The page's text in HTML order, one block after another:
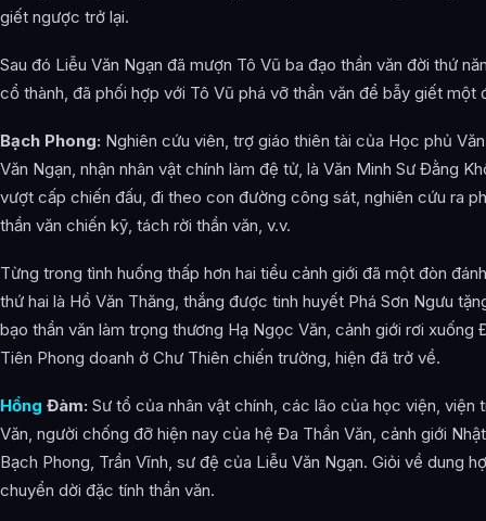
giết ngược trở lại.
Sau đó Liễu Văn Ngạn đã mượn Tô Vũ ba đạo thần văn đời thứ
cổ thành, đã phối hợp với Tô Vũ phá vỡ thần văn để bẫy giết một
Bạch Phong: Nghiên cứu viên, trợ giáo thiên tài của Học phủ
Văn Ngạn, nhận nhân vật chính làm đệ tử, là Văn Minh Sư Đằng
vượt cấp chiến đấu, đi theo con đường công sát, nghiên cứu ra
thần văn chiến kỹ, tách rời thần văn, v.v.
Từng trong tình huống thấp hơn hai tiểu cảnh giới đã một đòn
thứ hai là Hồ Văn Thăng, thắng được tinh huyết Phá Sơn Ngưu
bạo thần văn làm trọng thương Hạ Ngọc Văn, cảnh giới rơi xuống
Tiên Phong doanh ở Chư Thiên chiến trường, hiện đã trở về.
Hồng Đàm: Sư tổ của nhân vật chính, các lão của học viện, viện
Văn, người chống đỡ hiện nay của hệ Đa Thần Văn, cảnh giới
Bạch Phong, Trần Vĩnh, sư đệ của Liễu Văn Ngạn. Giỏi về dung
chuyển dời đặc tính thần văn.